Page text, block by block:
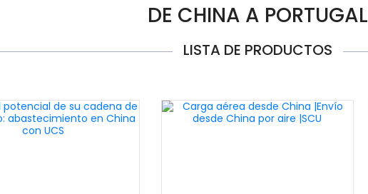
DE CHINA A PORTUGAL
LISTA DE PRODUCTOS